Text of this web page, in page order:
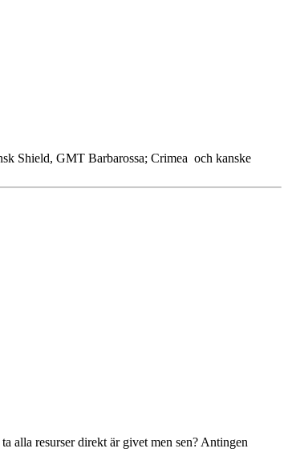
Shield, GMT Barbarossa; Crimea och kanske
alla resurser direkt är givet men sen? Antingen